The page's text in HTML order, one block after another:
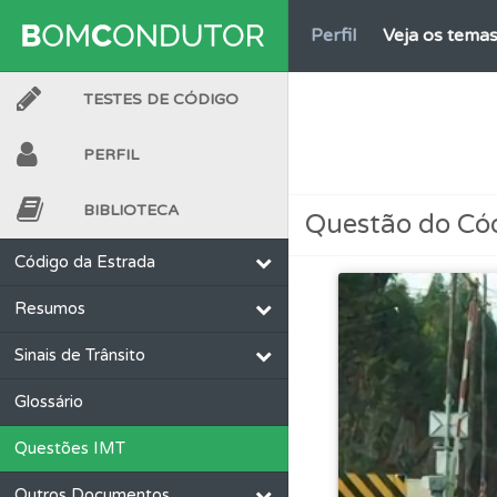
Perfil Veja os
Perfil Saiba no
Questões
Questões Pode
TESTES DE CÓDIGO
PERFIL
BIBLIOTECA
Código da Estrada
Resumos
Sinais de Trânsito
Glossário
Questões IMT
Questão do